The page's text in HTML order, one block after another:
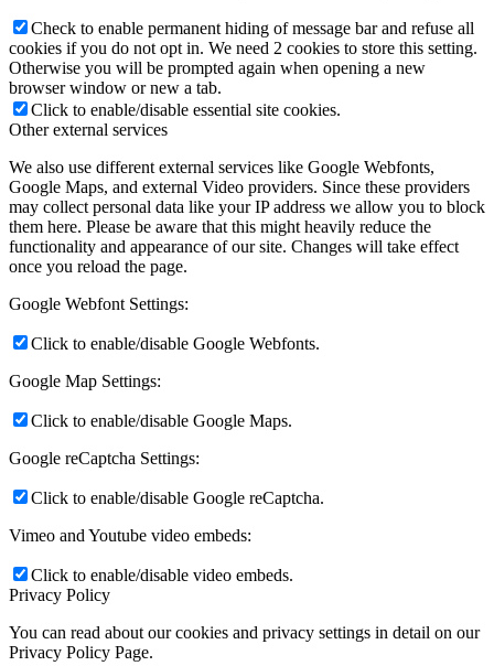
Check to enable permanent hiding of message bar and refuse all
cookies if you do not opt in. We need 2 cookies to store this setting.
Otherwise you will be prompted again when opening a new
browser window or new a tab.
Click to enable/disable essential site cookies.
Other external services
We also use different external services like Google Webfonts,
Google Maps, and external Video providers. Since these providers
may collect personal data like your IP address we allow you to block
them here. Please be aware that this might heavily reduce the
functionality and appearance of our site. Changes will take effect
once you reload the page.
Google Webfont Settings:
Click to enable/disable Google Webfonts.
Google Map Settings:
Click to enable/disable Google Maps.
Google reCaptcha Settings:
Click to enable/disable Google reCaptcha.
Vimeo and Youtube video embeds:
Click to enable/disable video embeds.
Privacy Policy
You can read about our cookies and privacy settings in detail on our
Privacy Policy Page.